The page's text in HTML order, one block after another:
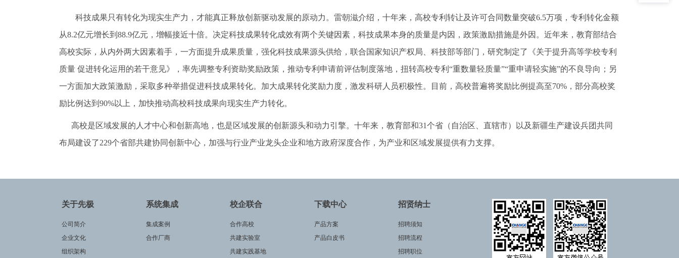
科技成果只有转化为现实生产力，才能真正释放创新驱动发展的原动力。雷朝滋介绍，十年来，高校专利转让及许可合同数量突破6.5万项，专利转化金额
从8.2亿元增长到88.9亿元，增幅接近十倍。决定科技成果转化成效有两个关键因素，科技成果本身的质量是内因，政策激励措施是外因。近年来，教育部结合
高校实际，从内外两大因素着手，一方面提升成果质量，强化科技成果源头供给，联合国家知识产权局、科技部等部门，研究制定了《关于提升高等学校专利
质量 促进转化运用的若干意见》，率先调整专利资助奖励政策，推动专利申请前评估制度落地，扭转高校专利“重数量轻质量”“重申请轻实施”的不良导向；另
一方面加大政策激励，采取多种举措促进科技成果转化。加大成果转化奖励力度，激发科研人员积极性。目前，高校普遍将奖励比例提高至70%，部分高校奖
励比例达到90%以上，加快推动高校科技成果向现实生产力转化。
高校是区域发展的人才中心和创新高地，也是区域发展的创新源头和动力引擎。十年来，教育部和31个省（自治区、直辖市）以及新疆生产建设兵团共同
布局建设了229个省部共建协同创新中心，加强与行业产业龙头企业和地方政府深度合作，为产业和区域发展提供有力支撑。
关于先极
公司简介
企业文化
组织架构
系统集成
集成案例
合作厂商
校企联合
合作高校
共建实验室
共建实践基地
下载中心
产品方案
产品白皮书
招贤纳士
招聘须知
招聘流程
招聘职位